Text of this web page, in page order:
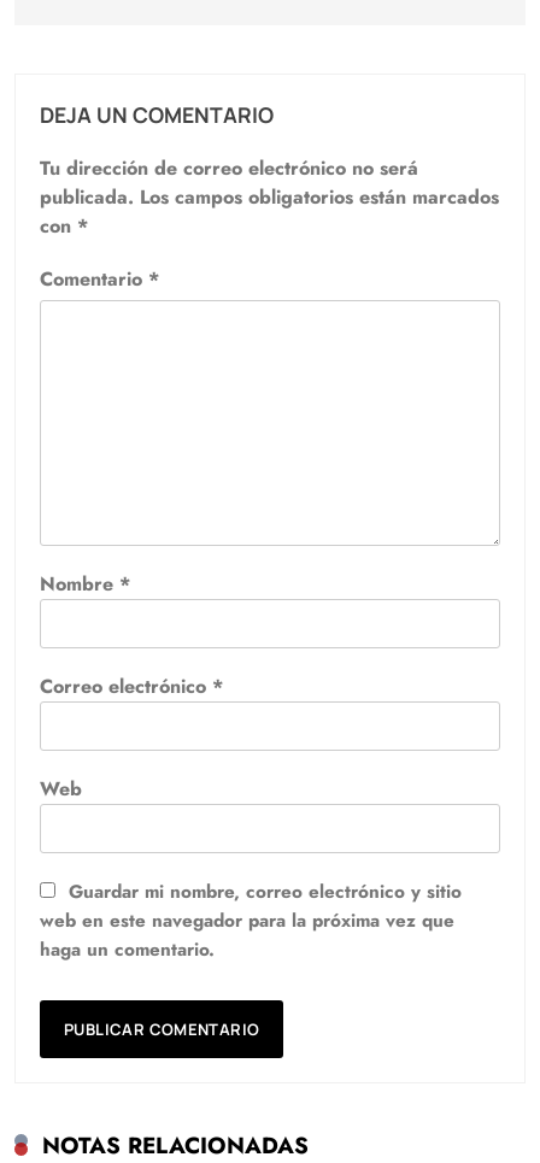
DEJA UN COMENTARIO
Tu dirección de correo electrónico no será
publicada. Los campos obligatorios están marcados
con *
Comentario *
Nombre *
Correo electrónico *
Web
Guardar mi nombre, correo electrónico y sitio
web en este navegador para la próxima vez que
haga un comentario.
NOTAS RELACIONADAS